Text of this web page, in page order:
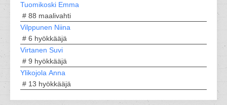
Tuomikoski Emma
# 88 maalivahti
Vilppunen Niina
# 6 hyökkääjä
Virtanen Suvi
# 9 hyökkääjä
Ylikojola Anna
# 13 hyökkääjä